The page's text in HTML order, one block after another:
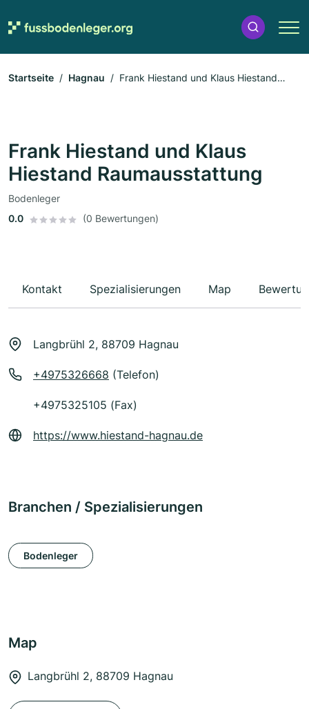
Startseite Hagnau
Frank Hiestand und Klaus Hiestand
Frank Hiestand und Klaus
Hiestand Raumausstattung
Bodenleger
0.0
(0 Bewertungen)
Kontakt Spezialisierungen Map
Langbrühl 2, 88709 Hagnau
+4975326668 (Telefon)
+4975325105 (Fax)
https://www.hiestand-hagnau.de
Branchen / Spezialisierungen
Bodenleger
Map
Langbrühl 2, 88709 Hagnau